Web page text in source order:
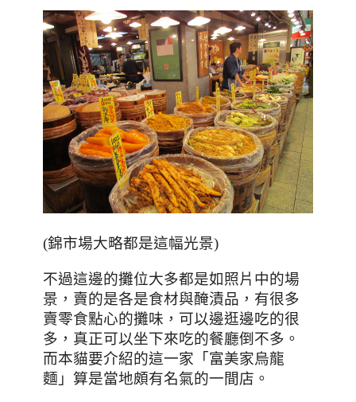
(錦市場大略都是這幅光景)
不過這邊的攤位大多都是如照片中的場
景，賣的是各是食材與醃漬品，有很多
賣零食點心的攤味，可以邊逛邊吃的很
多，真正可以坐下來吃的餐廳倒不多。
而本貓要介紹的這一家「富美家烏龍
麵」算是當地頗有名氣的一間店。